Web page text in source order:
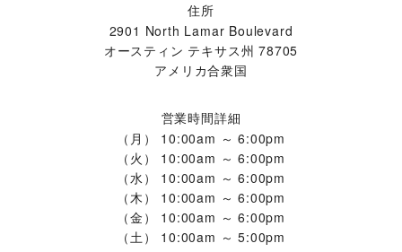
住所
2901 North Lamar Boulevard
オースティン テキサス州 78705
アメリカ合衆国
営業時間詳細
（月）
10:00am ～ 6:00pm
（火）
10:00am ～ 6:00pm
（水）
10:00am ～ 6:00pm
（木）
10:00am ～ 6:00pm
（金）
10:00am ～ 6:00pm
（土）
10:00am ～ 5:00pm